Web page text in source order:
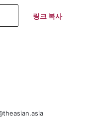
링크 복사